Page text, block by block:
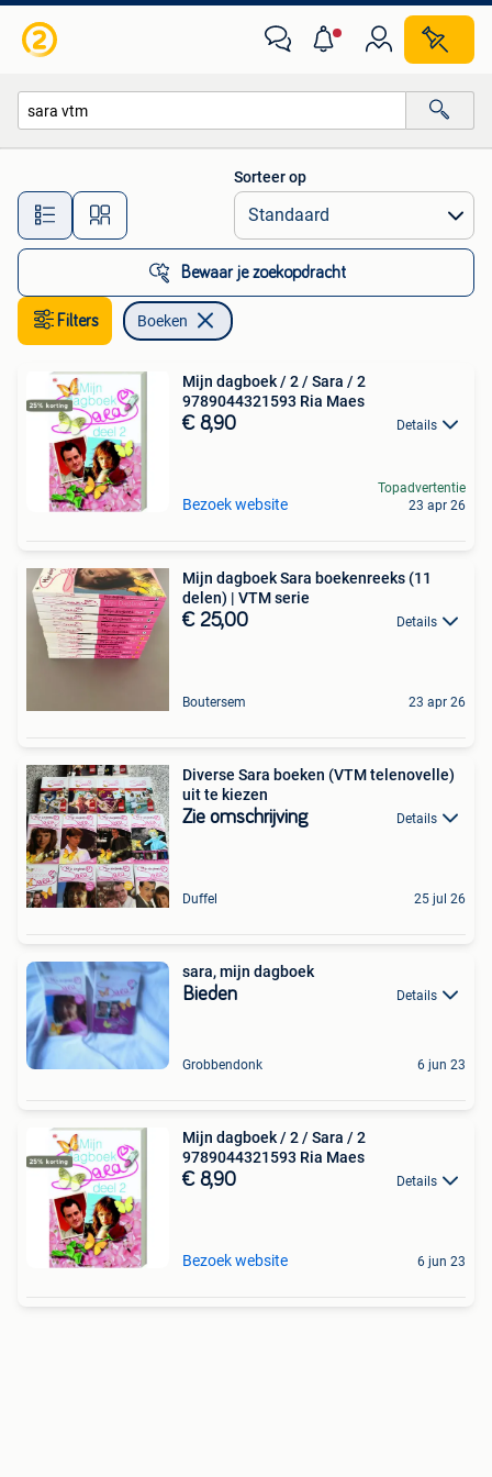
Alle afstanden…
Sorteer op
Bewaar je zoekopdracht
Filters Boeken
Mijn dagboek / 2 / Sara / 2
9789044321593 Ria Maes
€ 8,90 Details
Bezoek website
Topadvertentie
23 apr 26
Mijn dagboek Sara boekenreeks (11
delen) | VTM serie
€ 25,00 Details
Boutersem 23 apr 26
Diverse Sara boeken (VTM telenovelle)
uit te kiezen
Zie omschrijving Details
Duffel 25 jul 26
sara, mijn dagboek
Bieden Details
Grobbendonk 6 jun 23
Mijn dagboek / 2 / Sara / 2
9789044321593 Ria Maes
€ 8,90 Details
Bezoek website 6 jun 23